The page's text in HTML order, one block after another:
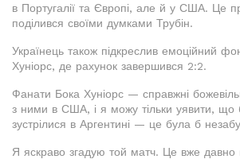
в Португалії та Європі, але й у США. Це
поділився своїми думками Трубін.
Українець також підкреслив емоційний
Хуніорс, де рахунок завершився 2:2.
Фанати Бока Хуніорс — справжні
з ними в США, і я можу тільки уявити, що
зустрілися в Аргентині — це була б
Я яскраво згадую той матч. Це вже давно